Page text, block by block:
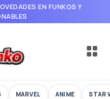
EN FUNKOS Y
MARVEL ANIME STAR